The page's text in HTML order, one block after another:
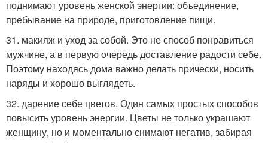
поднимают уровень женской энергии: объединение,
пребывание на природе, приготовление пищи.
31. макияж и уход за собой. Это не способ понравиться
мужчине, а в первую очередь доставление радости себе.
Поэтому находясь дома важно делать прически, носить
наряды и хорошо выглядеть.
32. дарение себе цветов. Один самых простых способов
повысить уровень энергии. Цветы не только украшают
женщину, но и моментально снимают негатив, забирая